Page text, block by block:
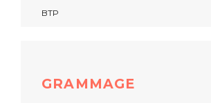
BTP
GRAMMAGE